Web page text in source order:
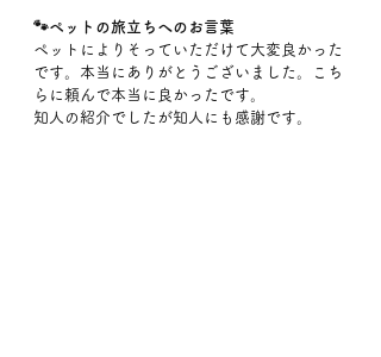
🐾ペットの旅立ちへのお言葉
ペットによりそっていただけて大変良かった
です。本当にありがとうございました。こち
らに頼んで本当に良かったです。
知人の紹介でしたが知人にも感謝です。